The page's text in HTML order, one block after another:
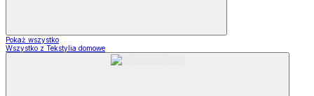
Pokaż wszystko
Wszystko z Tekstylia domowe